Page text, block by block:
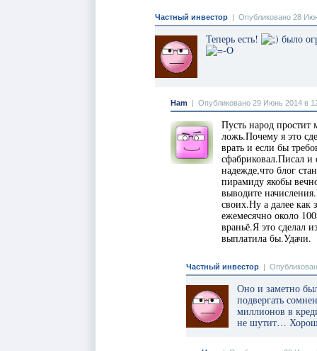
Частный инвестор Опубликовано 28
Теперь есть! было
Ham Опубликовано 29 Июнь 2014 в
Пусть народ простит
ложь.Почему я это
врать и если бы
сфабриковал.Писал и
надежде,что блог
пирамиду якобы
выводите
своих.Ну а далее как
ежемесячно около
враньё.Я это сделал
выплатила бы.Удачи.
Частный инвестор
Оно и заметно
подвергать
миллионов в
не шутит…